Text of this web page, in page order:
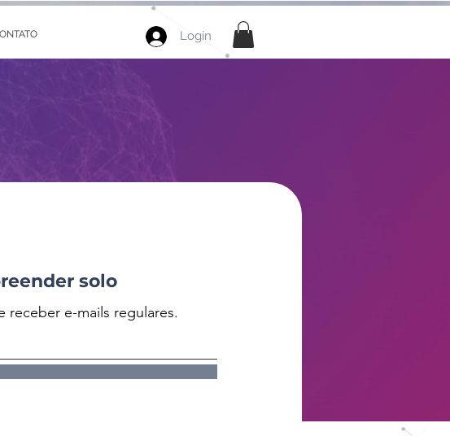
Login
solo
receber e-mails regulares.